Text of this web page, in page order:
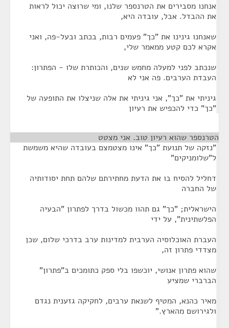
אנחנו מסבירים את הטרנספר שלנו, ומי שרוצה יכול לראות
את ההבדל. אבל, עובדה היא,
שאנחנו גינינו את "כך" פעמים רבות, בכתב ובעל-פה, ואני
אקרא לכם קטע ממאמר שלי,
שנכתב לפני למעלה מחמש שנים, והכותרת שלו - הפתרון:
העבדת הערבים. פה אני לא
גיניתי את "כך", אני גיניתי את אלה שניצלו את התופעה של
"כך" כדי להכפיש את רעיון
הטרנספר שהוא רעיון טוב. אני מצטט
"נזקה של תנועת "כך" אינו מצטמצם בעובדה שהיא משמשת
ל"שלומניקים"
דחליל להסיח בו את הדעת מחתירתם שלהם תחת יסודותיה
של החברה
הישראלית; "כך" גם תהוו מכשול בדרך לפתרון "הבעיה
הפלשתינית", על ידי
העברת האוכלוסיה הערבית למדינות ערב בדרכי שלום, שכן
מצדדי פתרון זה,
שהוא פתרון אנושי, יוכשפו בלי ספק כתומכים ב"פתרון"
הברברי שמציע
מאיר כהנא, המטיף לשנאת ערבים, לחקיקה גזענית נגדם
ולגירושם מהארץ."